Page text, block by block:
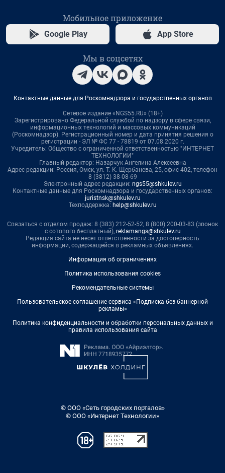
Мобильное приложение
Google Play App Store
Мы в соцсетях
Контактные данные для Роскомнадзора и государственных органов
Сетевое издание «NGS55.RU» (18+)
Зарегистрировано Федеральной службой по надзору в сфере связи,
информационных технологий и массовых коммуникаций
(Роскомнадзор). Регистрационный номер и дата принятия решения о
регистрации - ЭЛ № ФС 77 - 78819 от 07.08.2020 г.
Учредитель: Общество с ограниченной ответственностью "ИНТЕРНЕТ
ТЕХНОЛОГИИ"
Главный редактор: Назарчук Ангелина Алексеевна
Адрес редакции: Россия, Омск, ул. Т. К. Щербанева, 25, офис 402, телефон
8 (3812) 38-08-69
Электронный адрес редакции: ngs55@shkulev.ru
Контактные данные для Роскомнадзора и государственных органов:
juristnsk@shkulev.ru
Техподдержка: help@shkulev.ru
Связаться с отделом продаж: 8 (383) 212-52-52, 8 (800) 200-03-83 (звонок
с сотового бесплатный), reklamangs@shkulev.ru
Редакция сайта не несет ответственности за достоверность
информации, содержащейся в рекламных объявлениях.
Информация об ограничениях
Политика использования cookies
Рекомендательные системы
Пользовательское соглашение сервиса «Подписка без баннерной
рекламы»
Политика конфиденциальности и обработки персональных данных и
правила использования сайта
© ООО «Сеть городских порталов»
© ООО «Интернет Технологии»